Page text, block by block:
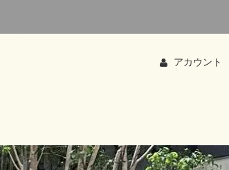
アカウント